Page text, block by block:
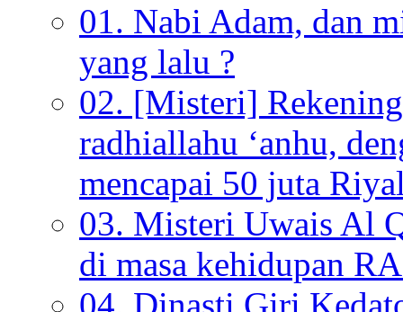
01. Nabi Adam, dan
yang lalu ?
02. [Misteri]
radhiallahu ‘anhu,
mencapai 50 juta
03. Misteri Uwais Al
di masa kehidupan
04. Dinasti Giri